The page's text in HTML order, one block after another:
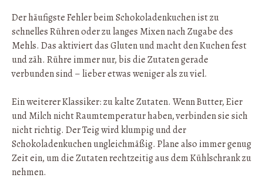
Der häufigste Fehler beim Schokoladenkuchen ist zu
schnelles Rühren oder zu langes Mixen nach Zugabe des
Mehls. Das aktiviert das Gluten und macht den Kuchen fest
und zäh. Rühre immer nur, bis die Zutaten gerade
verbunden sind – lieber etwas weniger als zu viel.
Ein weiterer Klassiker: zu kalte Zutaten. Wenn Butter, Eier
und Milch nicht Raumtemperatur haben, verbinden sie sich
nicht richtig. Der Teig wird klumpig und der
Schokoladenkuchen ungleichmäßig. Plane also immer genug
Zeit ein, um die Zutaten rechtzeitig aus dem Kühlschrank zu
nehmen.